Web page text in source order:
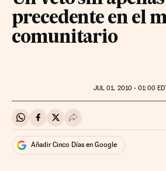
precedente en el
comunitario
JUL 01, 2010 - 01:00
Compartir en Whatsapp
Compartir en Facebook
Compartir en Twitter
Desplegar Redes
Añadir Cinco Días en Google